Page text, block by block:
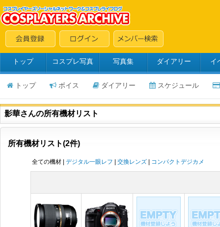
トップ コスプレ写真 写真集 ダイアリー イ
トップ ボイス ダイアリー スケジュール
影華さんの所有機材リスト
所有機材リスト(2件)
全ての機材 | デジタル一眼レフ 交換レンズ コンパクトデジカメ